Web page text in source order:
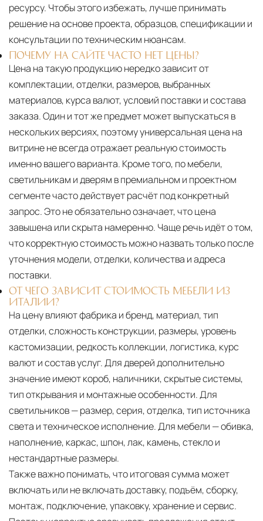
ресурсу. Чтобы этого избежать, лучше принимать
решение на основе проекта, образцов, спецификации и
консультации по техническим нюансам.
ПОЧЕМУ НА САЙТЕ ЧАСТО НЕТ ЦЕНЫ?
Цена на такую продукцию нередко зависит от
комплектации, отделки, размеров, выбранных
материалов, курса валют, условий поставки и состава
заказа. Один и тот же предмет может выпускаться в
нескольких версиях, поэтому универсальная цена на
витрине не всегда отражает реальную стоимость
именно вашего варианта. Кроме того, по мебели,
светильникам и дверям в премиальном и проектном
сегменте часто действует расчёт под конкретный
запрос. Это не обязательно означает, что цена
завышена или скрыта намеренно. Чаще речь идёт о том,
что корректную стоимость можно назвать только после
уточнения модели, отделки, количества и адреса
поставки.
ОТ ЧЕГО ЗАВИСИТ СТОИМОСТЬ МЕБЕЛИ ИЗ
ИТАЛИИ?
На цену влияют фабрика и бренд, материал, тип
отделки, сложность конструкции, размеры, уровень
кастомизации, редкость коллекции, логистика, курс
валют и состав услуг. Для дверей дополнительно
значение имеют короб, наличники, скрытые системы,
тип открывания и монтажные особенности. Для
светильников — размер, серия, отделка, тип источника
света и техническое исполнение. Для мебели — обивка,
наполнение, каркас, шпон, лак, камень, стекло и
нестандартные размеры.
Также важно понимать, что итоговая сумма может
включать или не включать доставку, подъём, сборку,
монтаж, подключение, упаковку, хранение и сервис.